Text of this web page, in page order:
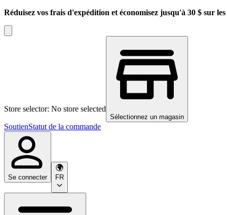
Réduisez vos frais d'expédition et économisez jusqu'à 30 $ sur
Store selector: No store selected
Sélectionnez un magasin
SoutienStatut de la commande
Se connecter FR